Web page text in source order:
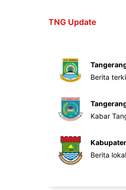
TNG Update
Berita
Kabar
Berita